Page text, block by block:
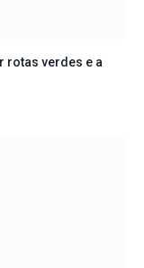
rotas verdes e a